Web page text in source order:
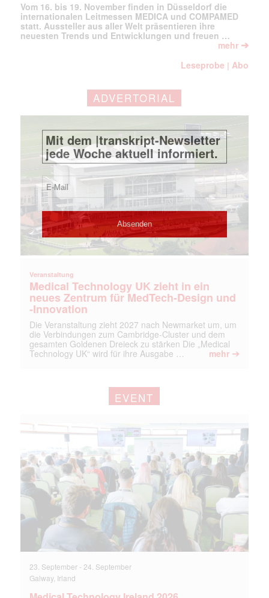
Vom 16. bis 19. November finden in Düsseldorf die
internationalen Leitmessen MEDICA und COMPAMED
statt. Aussteller aus aller Welt präsentieren ihre
neuesten Trends und Entwicklungen und freuen …
mehr ➔
Leseprobe |Abo
ADVERTORIAL
Veranstaltung
Medical Technology UK zieht in ein
neues Zentrum für MedTech-Design und
-Innovation
Die Veranstaltung zieht 2027 nach Newmarket um, um
die Verbindungen zum Cambridge-Cluster und dem
gesamten Goldenen Dreieck zu stärken Die „Medical
Technology UK“ wird für ihre Ausgabe …
mehr ➔
EVENT
23. September- 24. September
Galway, Irland